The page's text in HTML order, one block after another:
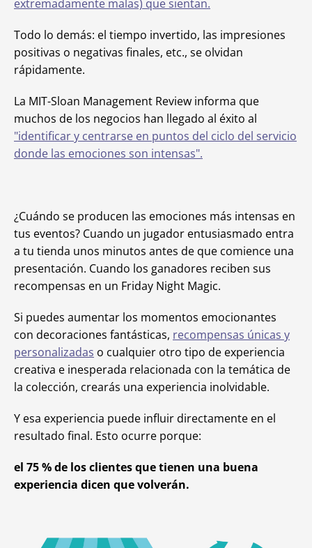
extremadamente malas) que sientan.
Todo lo demás: el tiempo invertido, las impresiones
positivas o negativas finales, etc., se olvidan
rápidamente.
La MIT-Sloan Management Review informa que
muchos de los negocios han llegado al éxito al
"identificar y centrarse en puntos del ciclo del servicio
donde las emociones son intensas".
¿Cuándo se producen las emociones más intensas en
tus eventos? Cuando un jugador entusiasmado entra
a tu tienda unos minutos antes de que comience una
presentación. Cuando los ganadores reciben sus
recompensas en un Friday Night Magic.
Si puedes aumentar los momentos emocionantes
con decoraciones fantásticas, recompensas únicas y
personalizadas o cualquier otro tipo de experiencia
creativa e inesperada relacionada con la temática de
la colección, crearás una experiencia inolvidable.
Y esa experiencia puede influir directamente en el
resultado final. Esto ocurre porque:
el 75 % de los clientes que tienen una buena
experiencia dicen que volverán.